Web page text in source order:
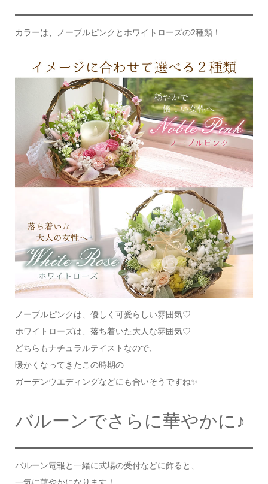
カラーは、ノーブルピンクとホワイトローズの2種類！
ノーブルピンクは、優しく可愛らしい雰囲気♡
ホワイトローズは、落ち着いた大人な雰囲気♡
どちらもナチュラルテイストなので、
暖かくなってきたこの時期の
ガーデンウエディングなどにも合いそうですね✨
バルーンでさらに華やかに♪
バルーン電報と一緒に式場の受付などに飾ると、